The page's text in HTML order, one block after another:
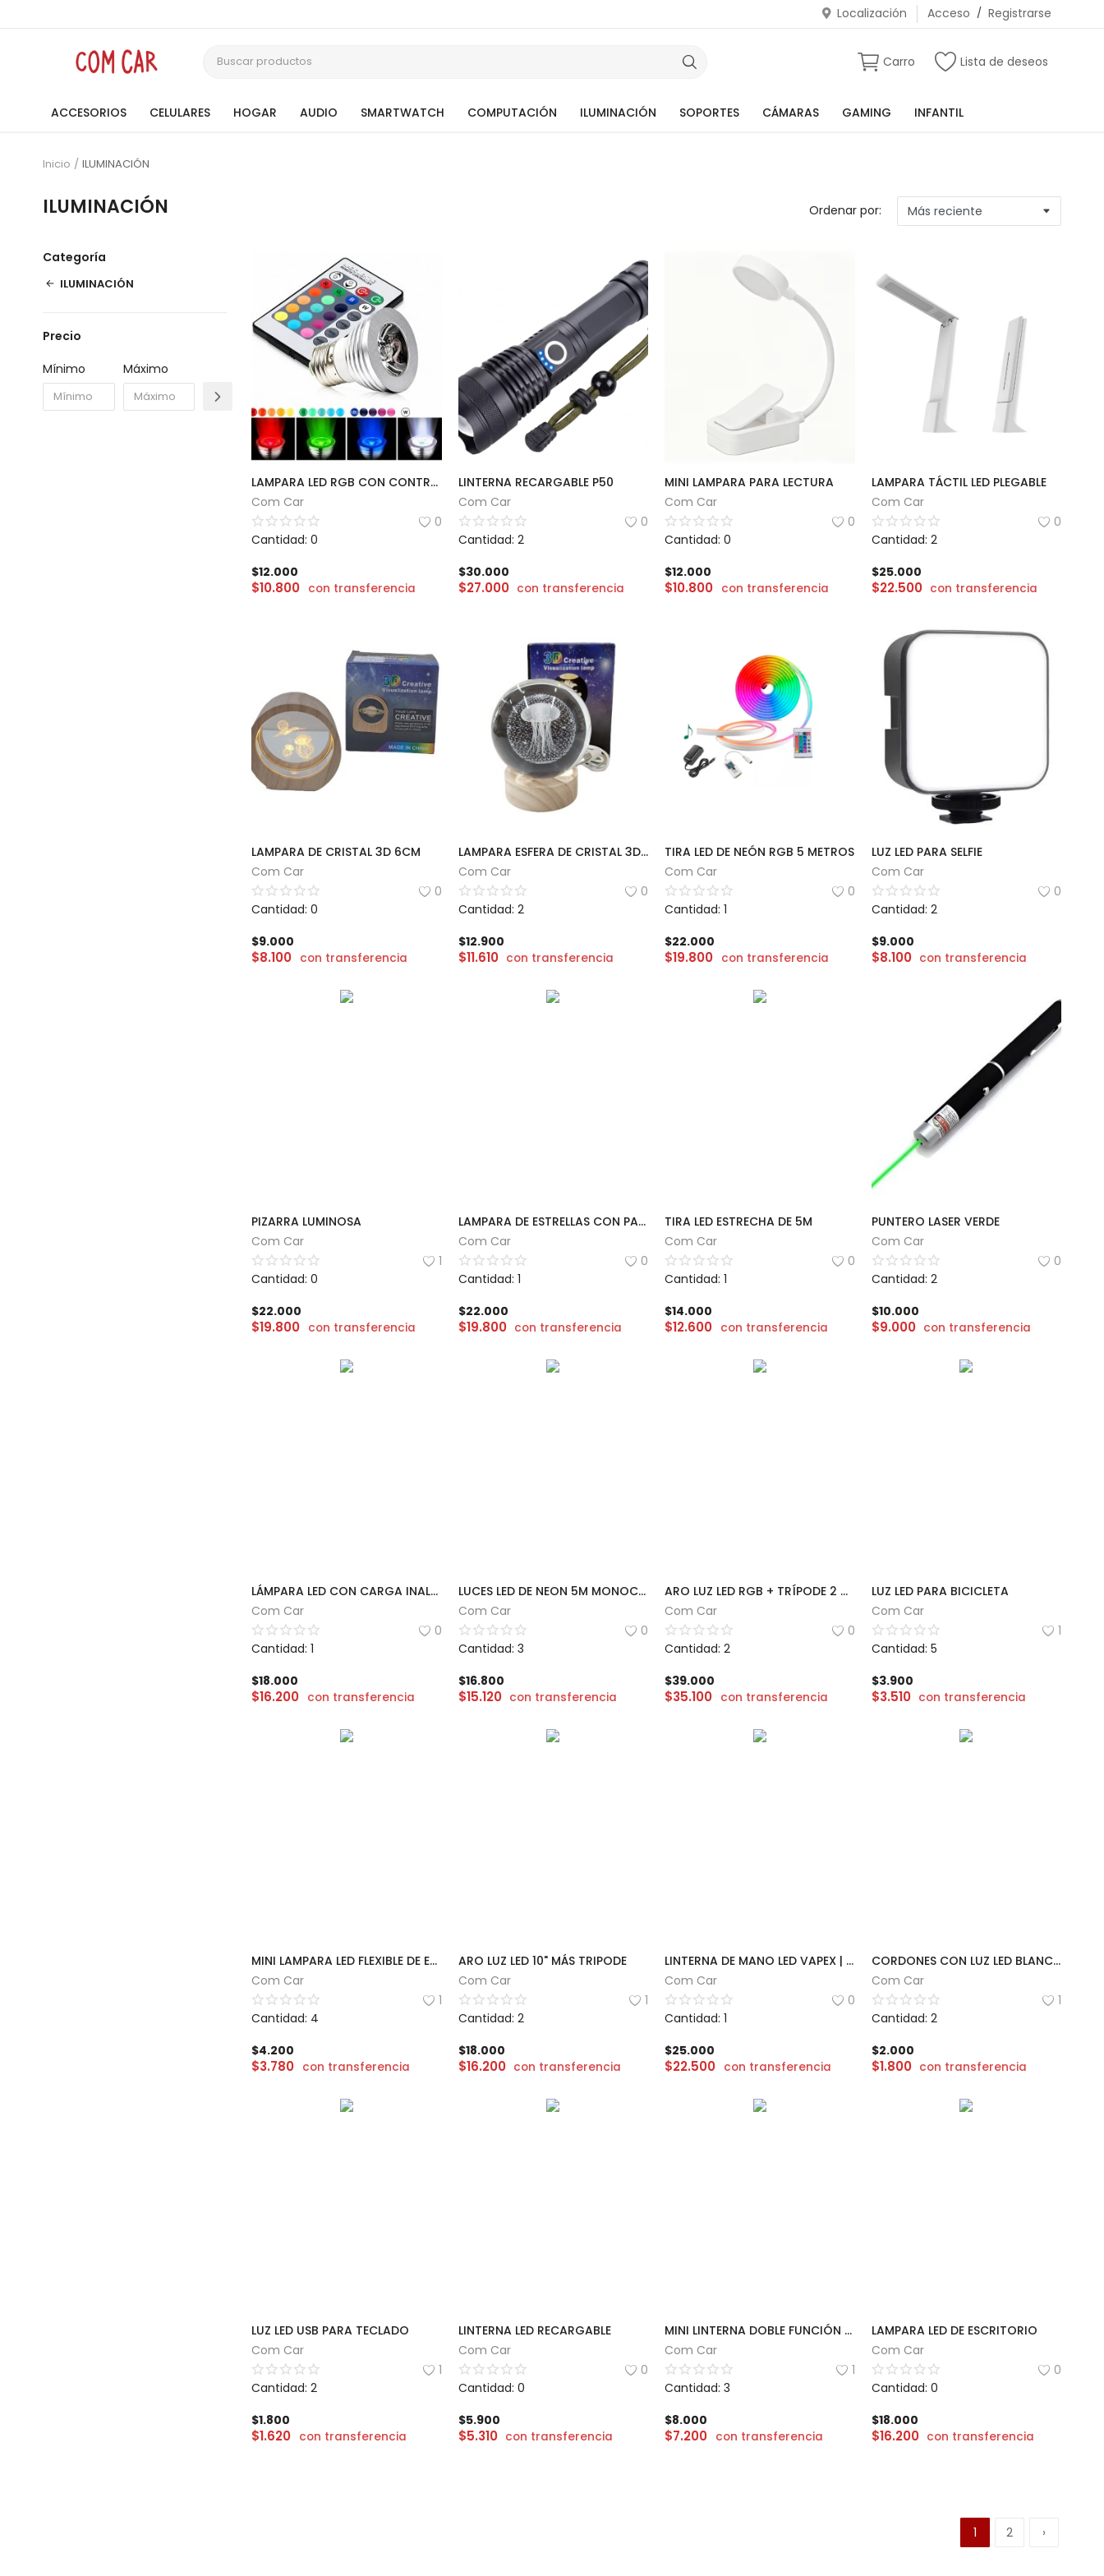
Localización Acceso / Registrarse
Carro Lista de deseos
ACCESORIOS CELULARES HOGAR AUDIO SMARTWATCH COMPUTACIÓN ILUMINACIÓN SOPORTES CÁMARAS GAMING INFANTIL
Inicio ILUMINACIÓN
ILUMINACIÓN Ordenar por:
Categoría
ILUMINACIÓN
Precio
Mínimo
Máximo
LAMPARA LED RGB CON CONTROL
Com Car
0
Cantidad: 0
$12.000
$10.800 con transferencia
LINTERNA RECARGABLE P50
Com Car
0
Cantidad: 2
$30.000
$27.000 con transferencia
MINI LAMPARA PARA LECTURA
Com Car
0
Cantidad: 0
$12.000
$10.800 con transferencia
LAMPARA TÁCTIL LED PLEGABLE
Com Car
0
Cantidad: 2
$25.000
$22.500 con transferencia
LAMPARA DE CRISTAL 3D 6CM
Com Car
0
Cantidad: 0
$9.000
$8.100 con transferencia
LAMPARA ESFERA DE CRISTAL 3D 8CM
Com Car
0
Cantidad: 2
$12.900
$11.610 con transferencia
TIRA LED DE NEÓN RGB 5 METROS
Com Car
0
Cantidad: 1
$22.000
$19.800 con transferencia
LUZ LED PARA SELFIE
Com Car
0
Cantidad: 2
$9.000
$8.100 con transferencia
PIZARRA LUMINOSA
Com Car
1
Cantidad: 0
$22.000
$19.800 con transferencia
LAMPARA DE ESTRELLAS CON PARLANTE
Com Car
0
Cantidad: 1
$22.000
$19.800 con transferencia
TIRA LED ESTRECHA DE 5M
Com Car
0
Cantidad: 1
$14.000
$12.600 con transferencia
PUNTERO LASER VERDE
Com Car
0
Cantidad: 2
$10.000
$9.000 con transferencia
LÁMPARA LED CON CARGA INALÁMBRICA
Com Car
0
Cantidad: 1
$18.000
$16.200 con transferencia
LUCES LED DE NEON 5M MONOCOLOR
Com Car
0
Cantidad: 3
$16.800
$15.120 con transferencia
ARO LUZ LED RGB + TRÍPODE 2 METROS
Com Car
0
Cantidad: 2
$39.000
$35.100 con transferencia
LUZ LED PARA BICICLETA
Com Car
1
Cantidad: 5
$3.900
$3.510 con transferencia
MINI LAMPARA LED FLEXIBLE DE ESCRITORIO
Com Car
1
Cantidad: 4
$4.200
$3.780 con transferencia
ARO LUZ LED 10" MÁS TRIPODE
Com Car
1
Cantidad: 2
$18.000
$16.200 con transferencia
LINTERNA DE MANO LED VAPEX | GML-190
Com Car
0
Cantidad: 1
$25.000
$22.500 con transferencia
CORDONES CON LUZ LED BLANCOS
Com Car
1
Cantidad: 2
$2.000
$1.800 con transferencia
LUZ LED USB PARA TECLADO
Com Car
1
Cantidad: 2
$1.800
$1.620 con transferencia
LINTERNA LED RECARGABLE
Com Car
0
Cantidad: 0
$5.900
$5.310 con transferencia
MINI LINTERNA DOBLE FUNCIÓN RECARGABLE
Com Car
1
Cantidad: 3
$8.000
$7.200 con transferencia
LAMPARA LED DE ESCRITORIO
Com Car
0
Cantidad: 0
$18.000
$16.200 con transferencia
1 2 ›